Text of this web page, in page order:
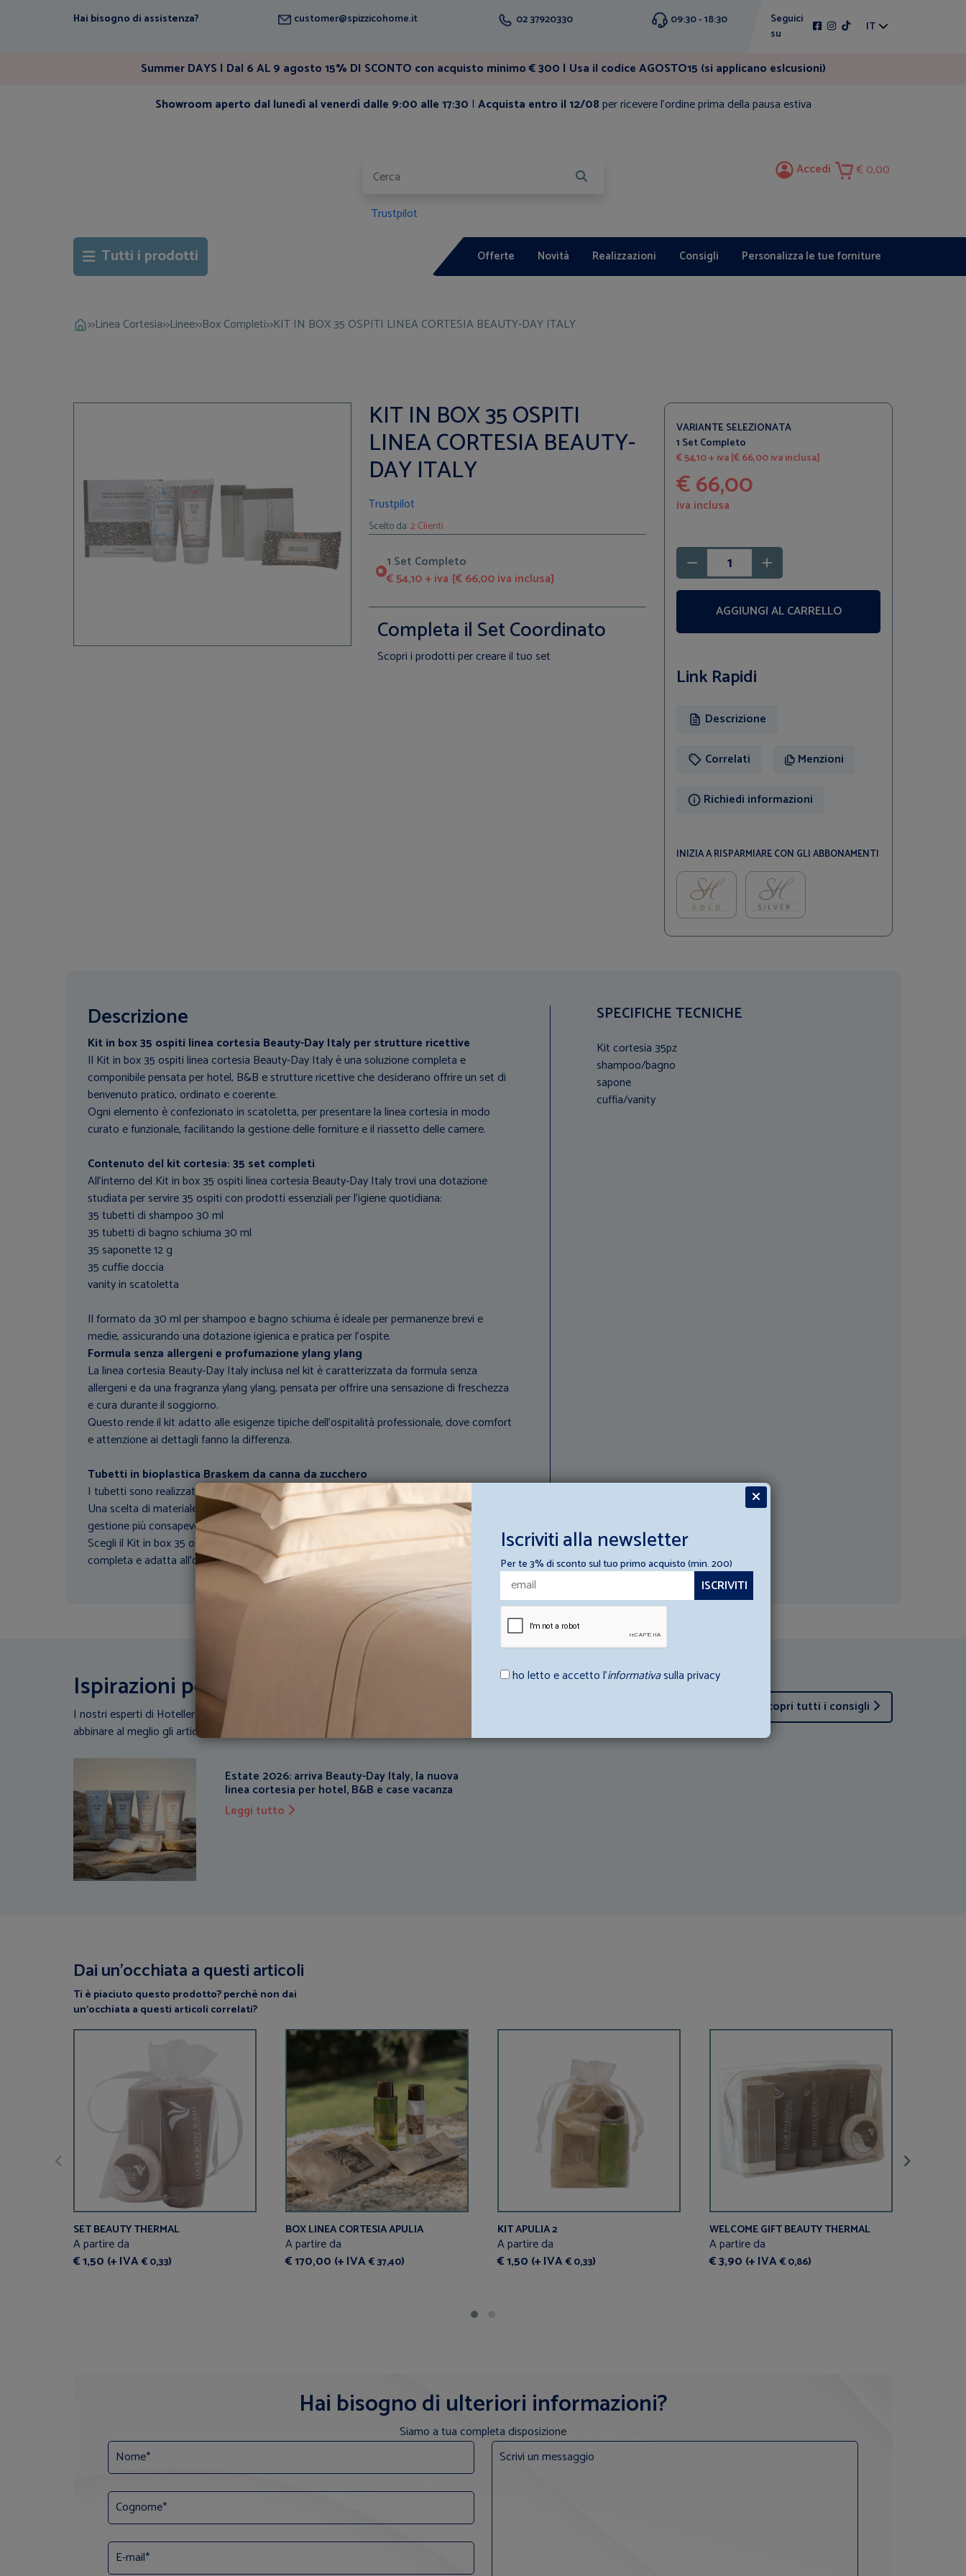
Hai bisogno di assistenza? customer@spizzicohome.it 02 37920330 09:30 - 18:30
Seguici
su
IT
Summer DAYS | Dal 6 AL 9 agosto 15% DI SCONTO con acquisto minimo € 300 | Usa il codice AGOSTO15 (si applicano eslcusioni)
Showroom aperto dal lunedì al venerdì dalle 9:00 alle 17:30 | Acquista entro il 12/08per ricevere l'ordine prima della pausa estiva
Trustpilot
Accedi 0,00
Tutti i prodotti Offerte Novità Realizzazioni Consigli Personalizza le tue forniture
>>Linea Cortesia>>Linee>>Box Completi>>KIT IN BOX 35 OSPITI LINEA CORTESIA BEAUTY-DAY ITALY
KIT IN BOX 35 OSPITI
LINEA CORTESIA BEAUTY-
DAY ITALY
Trustpilot
Scelto da:2 Clienti
1 Set Completo
€ 54,10 + iva [€ 66,00 iva inclusa]
Completa il Set Coordinato
Scopri i prodotti per creare il tuo set
VARIANTE SELEZIONATA
1 Set Completo
€ 54,10 + iva [€ 66,00 iva inclusa]
€ 66,00
iva inclusa
AGGIUNGI AL CARRELLO
Link Rapidi
Descrizione
Correlati Menzioni
Richiedi informazioni
INIZIA A RISPARMIARE CON GLI ABBONAMENTI
Descrizione
Kit in box 35 ospiti linea cortesia Beauty-Day Italy per strutture ricettive
Il Kit in box 35 ospiti linea cortesia Beauty-Day Italy è una soluzione completa e
componibile pensata per hotel, B&B e strutture ricettive che desiderano offrire un set di
benvenuto pratico, ordinato e coerente.
Ogni elemento è confezionato in scatoletta, per presentare la linea cortesia in modo
curato e funzionale, facilitando la gestione delle forniture e il riassetto delle camere.
Contenuto del kit cortesia: 35 set completi
All’interno del Kit in box 35 ospiti linea cortesia Beauty-Day Italy trovi una dotazione
studiata per servire 35 ospiti con prodotti essenziali per l’igiene quotidiana:
35 tubetti di shampoo 30 ml
35 tubetti di bagno schiuma 30 ml
35 saponette 12 g
35 cuffie doccia
vanity in scatoletta
Il formato da 30 ml per shampoo e bagno schiuma è ideale per permanenze brevi e
medie, assicurando una dotazione igienica e pratica per l’ospite.
Formula senza allergeni e profumazione ylang ylang
La linea cortesia Beauty-Day Italy inclusa nel kit è caratterizzata da formula senza
allergeni e da una fragranza ylang ylang, pensata per offrire una sensazione di freschezza
e cura durante il soggiorno.
Questo rende il kit adatto alle esigenze tipiche dell’ospitalità professionale, dove comfort
e attenzione ai dettagli fanno la differenza.
Tubetti in bioplastica Braskem da canna da zucchero
I tubetti sono realizzati in Braskem, una bioplastica derivante da canna da zucchero.
Una scelta di materiale che valorizza la presentazione della linea cortesia e supporta una
gestione più consapevole dei consumi in struttura.
Scegli il Kit in box 35 ospiti linea cortesia Beauty-Day Italy per una fornitura ordinata,
completa e adatta all’operatività quotidiana di hotel e B&B.
SPECIFICHE TECNICHE
Kit cortesia 35pz
shampoo/bagno
sapone
cuffia/vanity
Ispirazioni per la tua struttura ricettiva
I nostri esperti di Hotellerie scendono in campo: Consulta i loro consigli e scopri come
abbinare al meglio gli articoli di biancheria con la tua struttura ricettiva.
Scopri tutti i consigli
Estate 2026: arriva Beauty-Day Italy, la nuova
linea cortesia per hotel, B&B e case vacanza
Leggi tutto
Dai un’occhiata a questi articoli
Ti è piaciuto questo prodotto? perchè non dai
un’occhiata a questi articoli correlati?
SET BEAUTY THERMAL
A partire da
€ 1,50 (+ IVA€ 0,33)
BOX LINEA CORTESIA APULIA
A partire da
€ 170,00 (+ IVA€ 37,40)
KIT APULIA 2
A partire da
€ 1,50 (+ IVA€ 0,33)
WELCOME GIFT BEAUTY THERMAL
A partire da
€ 3,90 (+ IVA€ 0,86)
Hai bisogno di ulteriori informazioni?
Siamo a tua completa disposizione
Iscriviti alla newsletter
Per te 3% di sconto sul tuo primo acquisto (min. 200)
ho letto e accetto l’informativasulla privacy